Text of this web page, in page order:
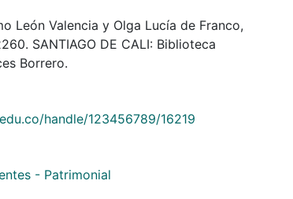
León Valencia y Olga Lucía de Franco,
SANTIAGO DE CALI: Biblioteca
Borrero.
handle/123456789/16219
- Patrimonial